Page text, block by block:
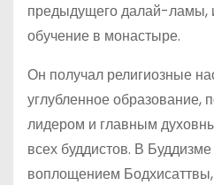
предыдущего далай-ламы,
обучение в монастыре.
Он получал религиозные
углубленное образование,
лидером и главным
всех буддистов. В
воплощением